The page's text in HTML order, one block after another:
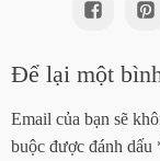
Để lại một
Email của bạn sẽ
buộc được đánh dấu